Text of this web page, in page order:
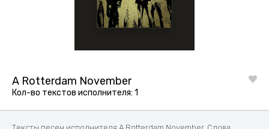
A Rotterdam November
Кол-во текстов исполнителя: 1